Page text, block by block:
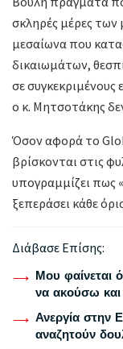
σκληρές μέρες των
μεσαίωνα που
δικαιωμάτων,
σε συγκεκριμένους
ο κ. Μητσοτάκης
Όσον αφορά το
βρίσκονται στις
υπογραμμίζει πως
ξεπεράσει κάθε
Διάβασε Επίσης:
Μου φαίνεται
να ακούσω
Ανεργία στην
αναζητούν